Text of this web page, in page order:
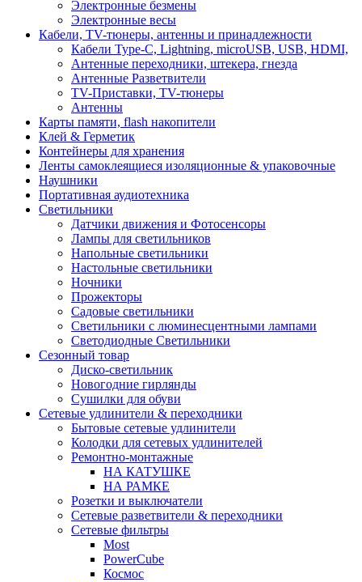
Электронные безмены
Электронные весы
Кабели, TV-тюнеры, антенны и принадлежности
Кабели Type-C, Lightning, microUSB, USB, HDMI,
Антенные переходники, штекера, гнезда
Антенные Разветвители
TV-Приставки, TV-тюнеры
Антенны
Карты памяти, flash накопители
Клей & Герметик
Контейнеры для хранения
Ленты самоклеящиеся изоляционные & упаковочные
Наушники
Портативная аудиотехника
Светильники
Датчики движения и Фотосенсоры
Лампы для светильников
Напольные светильники
Настольные светильники
Ночники
Прожекторы
Садовые светильники
Светильники с люминесцентными лампами
Светодиодные Светильники
Сезонный товар
Диско-светильник
Новогодние гирлянды
Сушилки для обуви
Сетевые удлинители & переходники
Бытовые сетевые удлинители
Колодки для сетевых удлинителей
Ремонтно-монтажные
НА КАТУШКЕ
НА РАМКЕ
Розетки и выключатели
Сетевые разветвители & переходники
Сетевые фильтры
Most
PowerCube
Космос